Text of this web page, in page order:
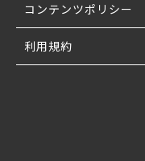
コンテンツポリシー
利用規約